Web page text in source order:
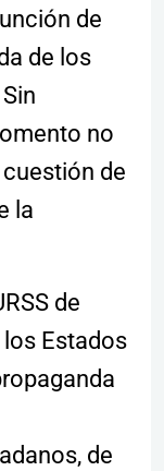
de
de los
no
de
la
de
Estados
de